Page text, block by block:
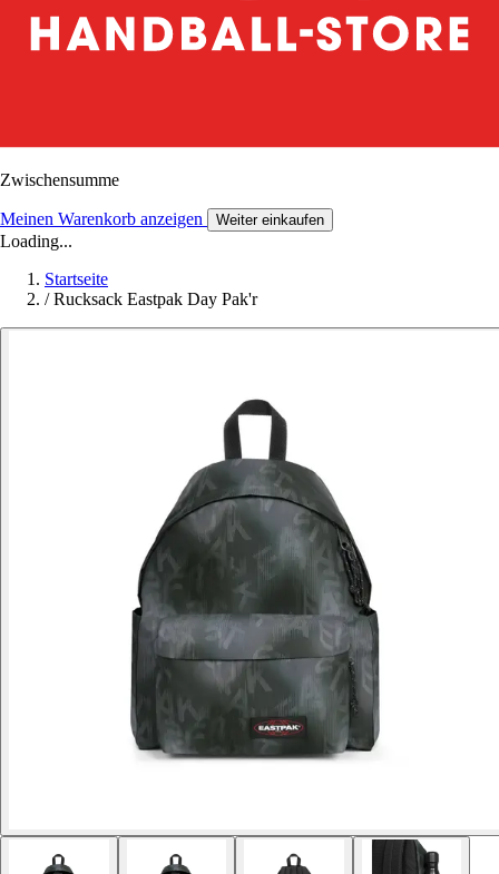
Zwischensumme
Meinen Warenkorb anzeigen Weiter einkaufen
Loading...
Startseite
/ Rucksack Eastpak Day Pak'r